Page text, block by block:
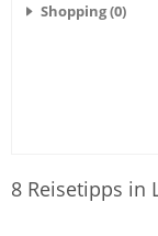
Shopping (0)
8 Reisetipps in